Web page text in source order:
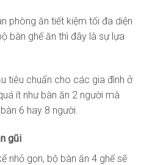
phòng ăn tiết kiệm tối đa diện
bàn ghế ăn thì đây là sự lựa
tiêu chuẩn cho các gia đình ở
ít như bàn ăn 2 người mà
6 hay 8 người.
gũi
nhỏ gọn, bộ bàn ăn 4 ghế sẽ